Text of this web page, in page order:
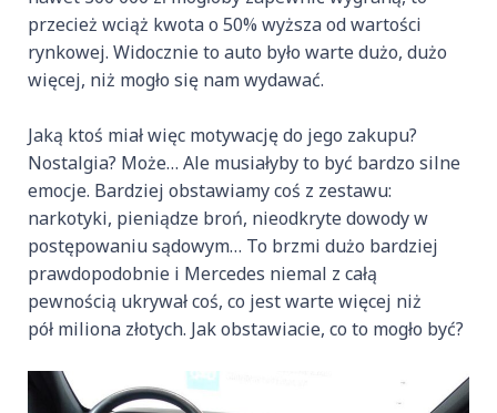
przecież wciąż kwota o 50% wyższa od wartości
rynkowej. Widocznie to auto było warte dużo, dużo
więcej, niż mogło się nam wydawać.
Jaką ktoś miał więc motywację do jego zakupu?
Nostalgia? Może… Ale musiałyby to być bardzo silne
emocje. Bardziej obstawiamy coś z zestawu:
narkotyki, pieniądze broń, nieodkryte dowody w
postępowaniu sądowym… To brzmi dużo bardziej
prawdopodobnie i Mercedes niemal z całą
pewnością ukrywał coś, co jest warte więcej niż
pół miliona złotych. Jak obstawiacie, co to mogło być?